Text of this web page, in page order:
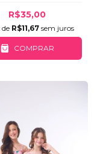
R$35,00
de R$11,67 sem juros
COMPRAR